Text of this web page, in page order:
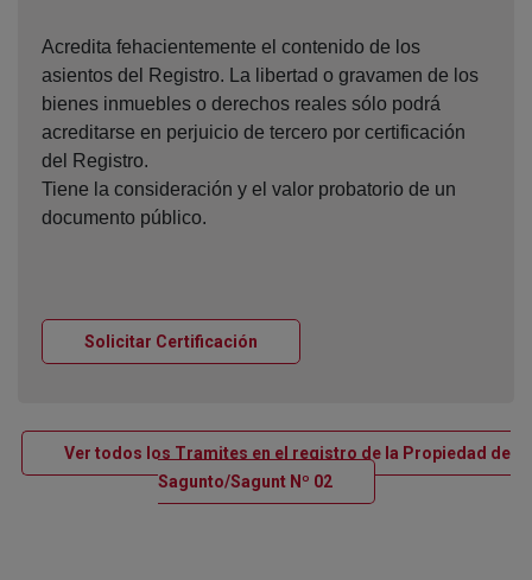
Acredita fehacientemente el contenido de los
asientos del Registro. La libertad o gravamen de los
bienes inmuebles o derechos reales sólo podrá
acreditarse en perjuicio de tercero por certificación
del Registro.
Tiene la consideración y el valor probatorio de un
documento público.
Solicitar Certificación
Ver todos los Tramites en el registro de la Propiedad de
Sagunto/Sagunt Nº 02Ventana nueva